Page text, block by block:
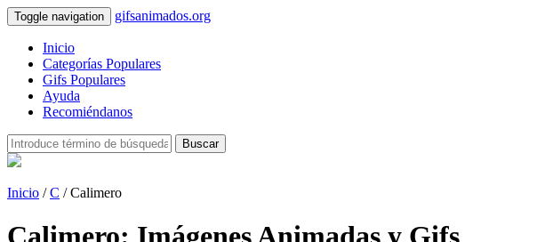
Toggle navigation gifsanimados.org
Inicio
Categorías Populares
Gifs Populares
Ayuda
Recomiéndanos
Buscar
Inicio /C / Calimero